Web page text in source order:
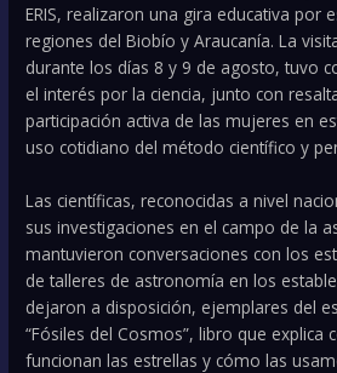
ERIS, realizaron una gira educativa por
regiones del Biobío y Araucanía. La
durante los días 8 y 9 de agosto, tuvo
el interés por la ciencia, junto con
participación activa de las mujeres en
uso cotidiano del método científico y
Las científicas, reconocidas a nivel
sus investigaciones en el campo de la
mantuvieron conversaciones con los
de talleres de astronomía en los
dejaron a disposición, ejemplares del
“Fósiles del Cosmos”, libro que explica
funcionan las estrellas y cómo las